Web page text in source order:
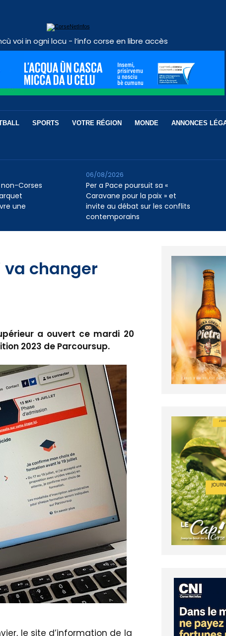
voi in ogni locu - l’info corse en libre accès
SPORTS VOTRE RÉGION MONDE ANNONCES
Corses
une
Per a Pace poursuit sa «
Caravane pour la paix » et
invite au débat sur les conflits
contemporains
06/08/2026
va changer
a ouvert ce mardi 20
2023 de Parcoursup.
le site d’information de la